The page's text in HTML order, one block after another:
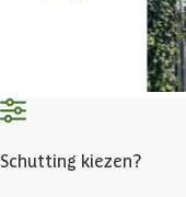
Schutting kiezen?